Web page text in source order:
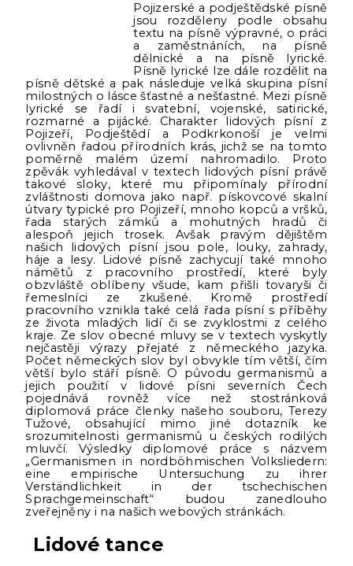
Pojizerské a podještědské písně
jsou rozděleny podle obsahu
textu na písně výpravné, o práci
a zaměstnáních, na písně
dělnické a na písně lyrické.
Písně lyrické lze dále rozdělit na
písně dětské a pak následuje velká skupina písní
milostných o lásce šťastné a nešťastné. Mezi písně
lyrické se řadí i svatební, vojenské, satirické,
rozmarné a pijácké. Charakter lidových písní z
Pojizeří, Podještědí a Podkrkonoší je velmi
ovlivněn řadou přírodních krás, jichž se na tomto
poměrně malém území nahromadilo. Proto
zpěvák vyhledával v textech lidových písní právě
takové sloky, které mu připomínaly přírodní
zvláštnosti domova jako např. pískovcové skalní
útvary typické pro Pojizeří, mnoho kopců a vršků,
řada starých zámků a mohutných hradů či
alespoň jejich trosek. Avšak pravým dějištěm
našich lidových písní jsou pole, louky, zahrady,
háje a lesy. Lidové písně zachycují také mnoho
námětů z pracovního prostředí, které byly
obzvláště oblíbeny všude, kam přišli tovaryši či
řemeslníci ze zkušené. Kromě prostředí
pracovního vznikla také celá řada písní s příběhy
ze života mladých lidí či se zvyklostmi z celého
kraje. Ze slov obecné mluvy se v textech vyskytly
nejčastěji výrazy přejaté z německého jazyka.
Počet německých slov byl obvykle tím větší, čím
větší bylo stáří písně. O původu germanismů a
jejich použití v lidové písni severních Čech
pojednává rovněž více než stostránková
diplomová práce členky našeho souboru, Terezy
Tužové, obsahující mimo jiné dotazník ke
srozumitelnosti germanismů u českých rodilých
mluvčí. Výsledky diplomové práce s názvem
„Germanismen in nordböhmischen Volksliedern:
eine empirische Untersuchung zu ihrer
Verständlichkeit in der tschechischen
Sprachgemeinschaft“ budou zanedlouho
zveřejněny i na našich webových stránkách.
Lidové tance